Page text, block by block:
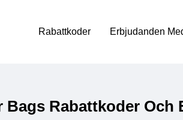
Rabattkoder Erbjudanden
Bags Rabattkoder Och